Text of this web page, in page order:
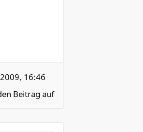
16:46
Beitrag auf